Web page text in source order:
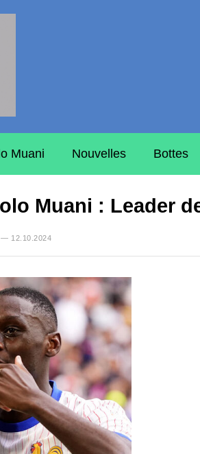
Muani Nouvelles Bottes
Muani : Leader
— 12.10.2024